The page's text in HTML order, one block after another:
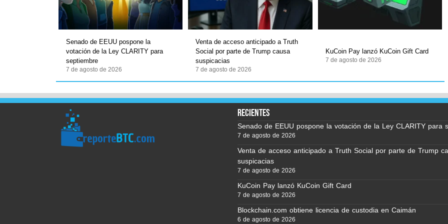
Senado de EEUU pospone la
votación de la Ley CLARITY para
septiembre
7 de agosto de 2026
Venta de acceso anticipado a Truth
Social por parte de Trump causa
suspicacias
7 de agosto de 2026
KuCoin Pay lanzó KuCoin Gift Card
7 de agosto de 2026
recientes
Senado de EEUU pospone la votación de la Ley CLARITY para
7 de agosto de 2026
Venta de acceso anticipado a Truth Social por parte de Trump
suspicacias
7 de agosto de 2026
KuCoin Pay lanzó KuCoin Gift Card
7 de agosto de 2026
Blockchain.com obtiene licencia de custodia en Caimán
6 de agosto de 2026